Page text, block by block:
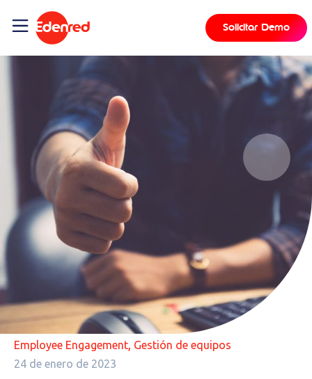
Solicitar Demo
Employee Engagement, Gestión de equipos
24 de enero de 2023